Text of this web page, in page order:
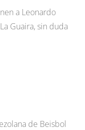
a Leonardo
Guaira, sin duda
de Beisbol